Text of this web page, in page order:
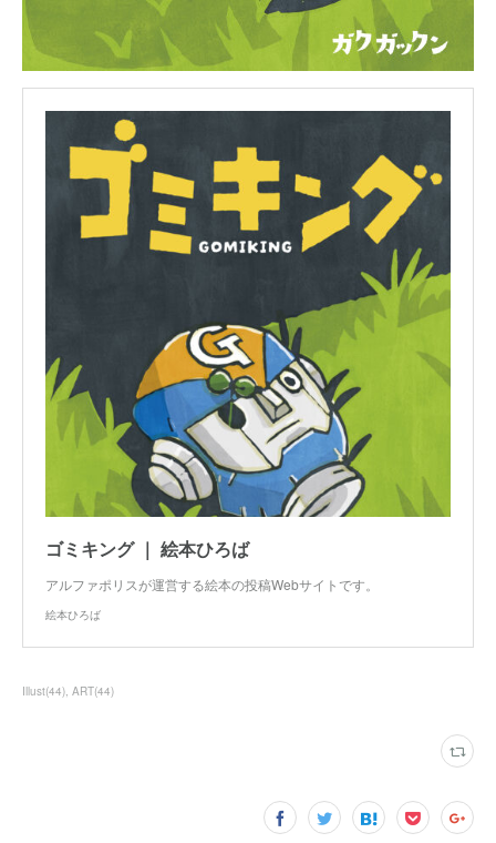
ゴミキング ｜ 絵本ひろば
アルファポリスが運営する絵本の投稿Webサイトです。
絵本ひろば
Illust(44) ART(44)